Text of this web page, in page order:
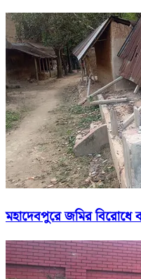
মহাদেবপুরে জমির বিরোধে